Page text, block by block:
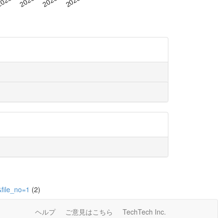
(2)
ヘルプ ご意見はこちら TechTech Inc.